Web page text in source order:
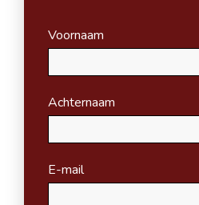
Voornaam
Achternaam
E-mail